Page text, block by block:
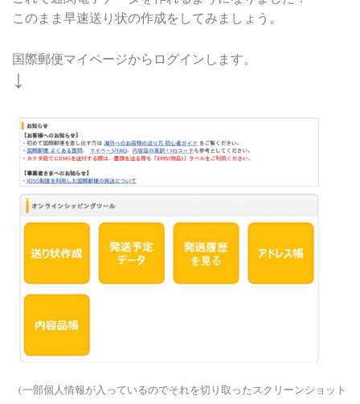
このまま早速送り状の作成をしてみましょう。
国際郵便マイページからログインします。
↓
（一部個人情報が入っているのでそれを切り取ったスクリーンショット